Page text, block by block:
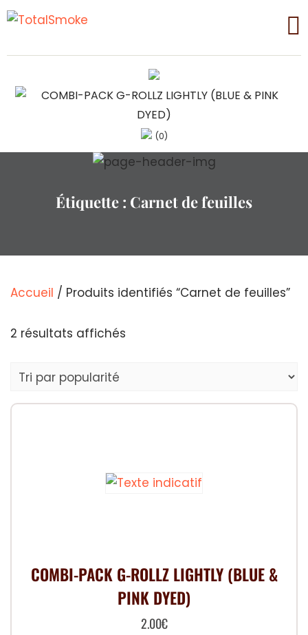
(0)
Étiquette : Carnet de feuilles
Accueil / Produits identifiés “Carnet de feuilles”
2 résultats affichés
COMBI-PACK G-ROLLZ LIGHTLY (BLUE &
PINK DYED)
2.00€